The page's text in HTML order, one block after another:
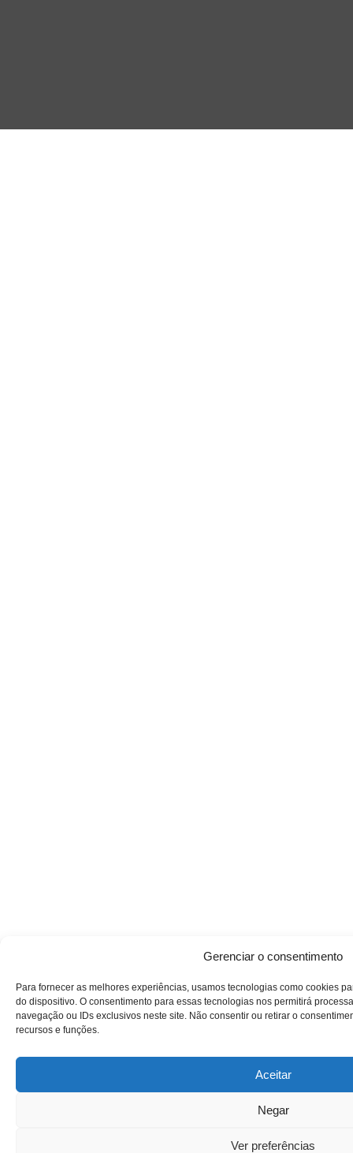
Gerenciar o consentimento
Para fornecer as melhores experiências, usamos tecnologias como cookies
do dispositivo. O consentimento para essas tecnologias nos permitirá
navegação ou IDs exclusivos neste site. Não consentir ou retirar o
recursos e funções.
Aceitar
Negar
Ver preferências